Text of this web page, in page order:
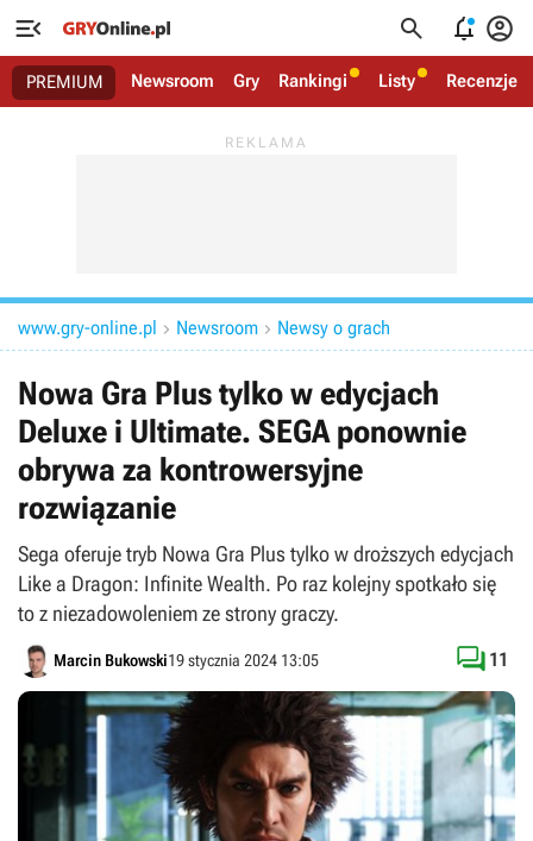
   
PREMIUM Newsroom Gry Rankingi Listy Recenzje
www.gry-online.pl  Newsroom  Newsy o grach
Nowa Gra Plus tylko w edycjach
Deluxe i Ultimate. SEGA ponownie
obrywa za kontrowersyjne
rozwiązanie
Sega oferuje tryb Nowa Gra Plus tylko w droższych edycjach
Like a Dragon: Infinite Wealth. Po raz kolejny spotkało się
to z niezadowoleniem ze strony graczy.
Marcin Bukowski19 stycznia 2024 13:05  11